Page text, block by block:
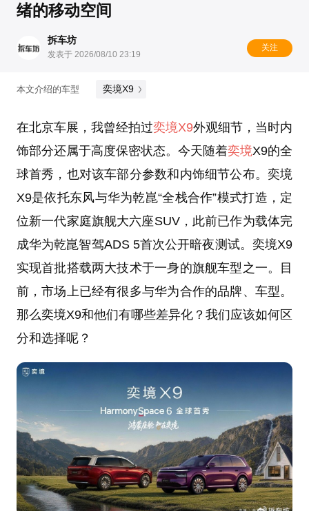
绪的移动空间
拆车坊
发表于 2026/08/10 23:19
关注
本文介绍的车型 奕境X9
在北京车展，我曾经拍过奕境X9外观细节，当时内
饰部分还属于高度保密状态。今天随着奕境X9的全
球首秀，也对该车部分参数和内饰细节公布。奕境
X9是依托东风与华为乾崑“全栈合作”模式打造，定
位新一代家庭旗舰大六座SUV，此前已作为载体完
成华为乾崑智驾ADS 5首次公开暗夜测试。奕境X9
实现首批搭载两大技术于一身的旗舰车型之一。目
前，市场上已经有很多与华为合作的品牌、车型。
那么奕境X9和他们有哪些差异化？我们应该如何区
分和选择呢？